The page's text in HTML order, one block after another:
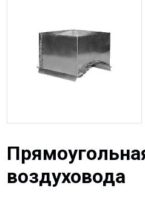
воздуховода